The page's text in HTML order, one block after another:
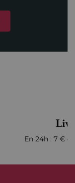
En 24h : 7 €